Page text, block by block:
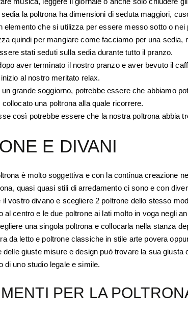
la poltrona ha dimensioni di seduta maggiori,
elemento che si utilizza per essere messo sotto o
quindi per mangiare come facciamo per una sedia,
stati seduti sulla sedia durante tutto il pranzo.
aver terminato il nostro pranzo e aver bevuto il
al nostro meritato relax.
grande soggiorno, potrebbe essere che abbiamo
una poltrona alla quale ricorrere.
così potrebbe essere che la nostra poltrona abbia
E DIVANI
è molto soggettiva e con la continua creazione
quasi quasi stili di arredamento ci sono e con
il vostro divano e scegliere 2 poltrone dello stesso
al centro e le due poltrone ai lati molto in voga negli
una singola poltrona e collocarla nella stanza
da letto e poltrone classiche in stile arte povera
delle giuste misure e design può trovare la sua
di uno studio legale e simile.
PER LA